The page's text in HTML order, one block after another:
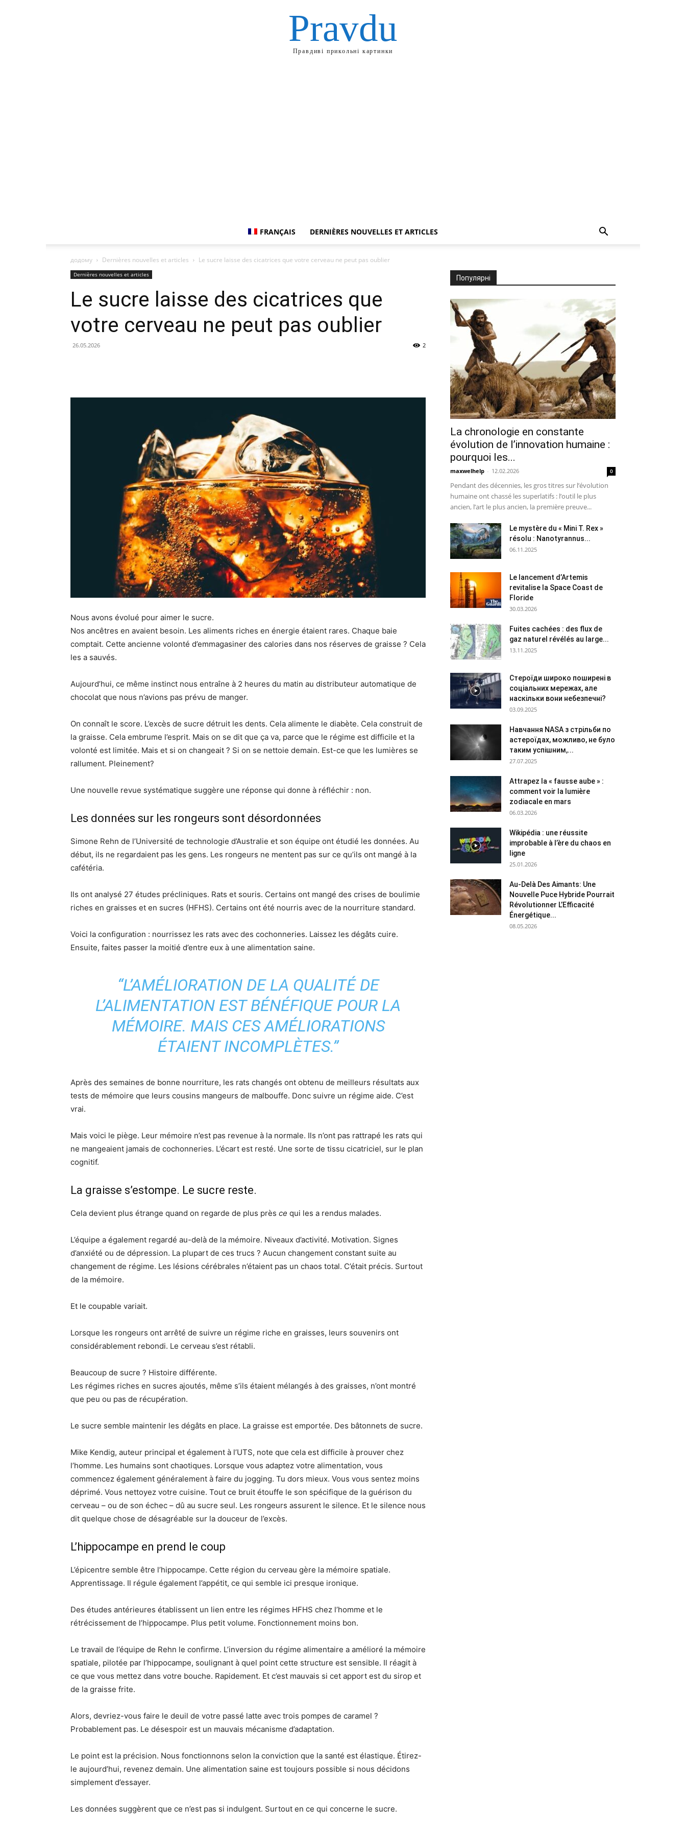
Pravdu
Правдиві прикольні картинки
FRANÇAIS DERNIÈRES NOUVELLES ET ARTICLES
додому Dernières nouvelles et articles Le sucre laisse des cicatrices que votre cerveau ne peut pas oublier
Dernières nouvelles et articles
Le sucre laisse des cicatrices que
votre cerveau ne peut pas oublier
26.05.2026 2
Nous avons évolué pour aimer le sucre.
Nos ancêtres en avaient besoin. Les aliments riches en énergie étaient rares. Chaque baie
comptait. Cette ancienne volonté d’emmagasiner des calories dans nos réserves de graisse ? Cela
les a sauvés.
Aujourd’hui, ce même instinct nous entraîne à 2 heures du matin au distributeur automatique de
chocolat que nous n’avions pas prévu de manger.
On connaît le score. L’excès de sucre détruit les dents. Cela alimente le diabète. Cela construit de
la graisse. Cela embrume l’esprit. Mais on se dit que ça va, parce que le régime est difficile et la
volonté est limitée. Mais et si on changeait ? Si on se nettoie demain. Est-ce que les lumières se
rallument. Pleinement?
Une nouvelle revue systématique suggère une réponse qui donne à réfléchir : non.
Les données sur les rongeurs sont désordonnées
Simone Rehn de l’Université de technologie d’Australie et son équipe ont étudié les données. Au
début, ils ne regardaient pas les gens. Les rongeurs ne mentent pas sur ce qu’ils ont mangé à la
cafétéria.
Ils ont analysé 27 études précliniques. Rats et souris. Certains ont mangé des crises de boulimie
riches en graisses et en sucres (HFHS). Certains ont été nourris avec de la nourriture standard.
Voici la configuration : nourrissez les rats avec des cochonneries. Laissez les dégâts cuire.
Ensuite, faites passer la moitié d’entre eux à une alimentation saine.
“L’AMÉLIORATION DE LA QUALITÉ DE
L’ALIMENTATION EST BÉNÉFIQUE POUR LA
MÉMOIRE. MAIS CES AMÉLIORATIONS
ÉTAIENT INCOMPLÈTES.”
Après des semaines de bonne nourriture, les rats changés ont obtenu de meilleurs résultats aux
tests de mémoire que leurs cousins ​​mangeurs de malbouffe. Donc suivre un régime aide. C’est
vrai.
Mais voici le piège. Leur mémoire n’est pas revenue à la normale. Ils n’ont pas rattrapé les rats qui
ne mangeaient jamais de cochonneries. L’écart est resté. Une sorte de tissu cicatriciel, sur le plan
cognitif.
La graisse s’estompe. Le sucre reste.
Cela devient plus étrange quand on regarde de plus près ce qui les a rendus malades.
L’équipe a également regardé au-delà de la mémoire. Niveaux d’activité. Motivation. Signes
d’anxiété ou de dépression. La plupart de ces trucs ? Aucun changement constant suite au
changement de régime. Les lésions cérébrales n’étaient pas un chaos total. C’était précis. Surtout
de la mémoire.
Et le coupable variait.
Lorsque les rongeurs ont arrêté de suivre un régime riche en graisses, leurs souvenirs ont
considérablement rebondi. Le cerveau s’est rétabli.
Beaucoup de sucre ? Histoire différente.
Les régimes riches en sucres ajoutés, même s’ils étaient mélangés à des graisses, n’ont montré
que peu ou pas de récupération.
Le sucre semble maintenir les dégâts en place. La graisse est emportée. Des bâtonnets de sucre.
Mike Kendig, auteur principal et également à l’UTS, note que cela est difficile à prouver chez
l’homme. Les humains sont chaotiques. Lorsque vous adaptez votre alimentation, vous
commencez également généralement à faire du jogging. Tu dors mieux. Vous vous sentez moins
déprimé. Vous nettoyez votre cuisine. Tout ce bruit étouffe le son spécifique de la guérison du
cerveau – ou de son échec – dû au sucre seul. Les rongeurs assurent le silence. Et le silence nous
dit quelque chose de désagréable sur la douceur de l’excès.
L’hippocampe en prend le coup
L’épicentre semble être l’hippocampe. Cette région du cerveau gère la mémoire spatiale.
Apprentissage. Il régule également l’appétit, ce qui semble ici presque ironique.
Des études antérieures établissent un lien entre les régimes HFHS chez l’homme et le
rétrécissement de l’hippocampe. Plus petit volume. Fonctionnement moins bon.
Le travail de l’équipe de Rehn le confirme. L’inversion du régime alimentaire a amélioré la mémoire
spatiale, pilotée par l’hippocampe, soulignant à quel point cette structure est sensible. Il réagit à
ce que vous mettez dans votre bouche. Rapidement. Et c’est mauvais si cet apport est du sirop et
de la graisse frite.
Alors, devriez-vous faire le deuil de votre passé latte avec trois pompes de caramel ?
Probablement pas. Le désespoir est un mauvais mécanisme d’adaptation.
Le point est la précision. Nous fonctionnons selon la conviction que la santé est élastique. Étirez-
le aujourd’hui, revenez demain. Une alimentation saine est toujours possible si nous décidons
simplement d’essayer.
Les données suggèrent que ce n’est pas si indulgent. Surtout en ce qui concerne le sucre.
Популярні
La chronologie en constante
évolution de l’innovation humaine :
pourquoi les...
maxwelhelp - 12.02.2026 0
Pendant des décennies, les gros titres sur l’évolution
humaine ont chassé les superlatifs : l’outil le plus
ancien, l’art le plus ancien, la première preuve...
Le mystère du « Mini T. Rex »
résolu : Nanotyrannus...
06.11.2025
Le lancement d’Artemis
revitalise la Space Coast de
Floride
30.03.2026
Fuites cachées : des flux de
gaz naturel révélés au large...
13.11.2025
Стероїди широко поширені в
соціальних мережах, але
наскільки вони небезпечні?
03.09.2025
Навчання NASA з стрільби по
астероїдах, можливо, не було
таким успішним,...
27.07.2025
Attrapez la « fausse aube » :
comment voir la lumière
zodiacale en mars
06.03.2026
Wikipédia : une réussite
improbable à l’ère du chaos en
ligne
25.01.2026
Au-Delà Des Aimants: Une
Nouvelle Puce Hybride Pourrait
Révolutionner L’Efficacité
Énergétique...
08.05.2026